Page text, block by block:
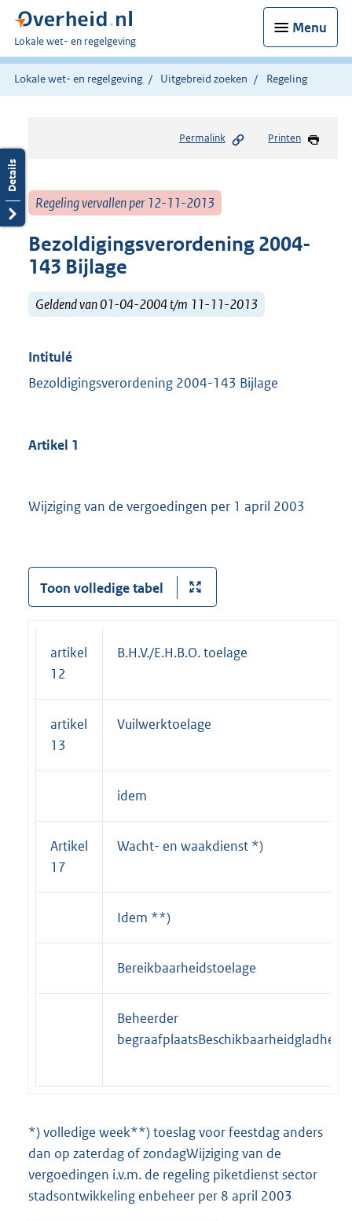
Menu
U
bent
hier:
Lokale wet- en regelgeving
Lokale wet- en regelgeving Uitgebreid zoeken Regeling
Permalink Printen
Regeling vervallen per 12-11-2013
Bezoldigingsverordening 2004-
143 Bijlage
Geldend van 01-04-2004 t/m 11-11-2013
Intitulé
Bezoldigingsverordening 2004-143 Bijlage
Artikel 1
Wijziging van de vergoedingen per 1 april 2003
Toon volledige tabel
artikel
12
B.H.V./E.H.B.O. toelage
artikel
13
Vuilwerktoelage
idem
Artikel
17
Wacht- en waakdienst *)
Idem **)
Bereikbaarheidstoelage
Beheerder
*) volledige week**) toeslag voor feestdag anders
dan op zaterdag of zondagWijziging van de
vergoedingen i.v.m. de regeling piketdienst sector
stadsontwikkeling enbeheer per 8 april 2003